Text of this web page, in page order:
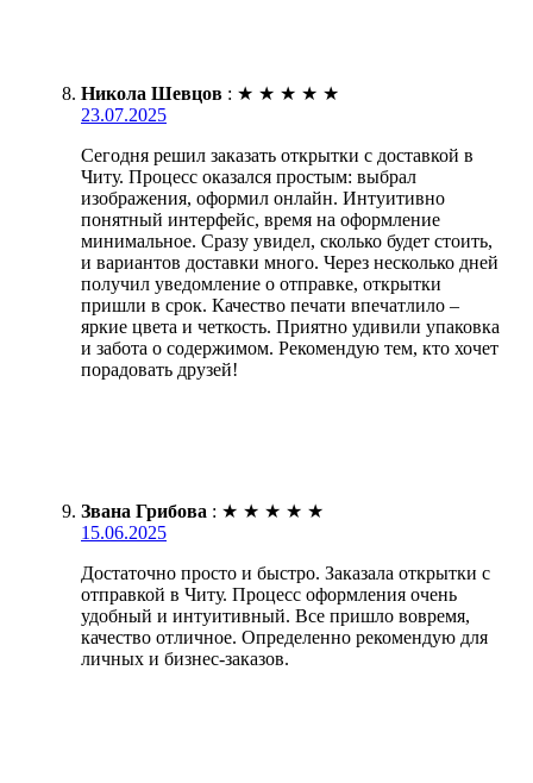
Никола Шевцов : ★ ★ ★ ★ ★
23.07.2025
Сегодня решил заказать открытки с доставкой в
Читу. Процесс оказался простым: выбрал
изображения, оформил онлайн. Интуитивно
понятный интерфейс, время на оформление
минимальное. Сразу увидел, сколько будет стоить,
и вариантов доставки много. Через несколько дней
получил уведомление о отправке, открытки
пришли в срок. Качество печати впечатлило –
яркие цвета и четкость. Приятно удивили упаковка
и забота о содержимом. Рекомендую тем, кто хочет
порадовать друзей!
Звана Грибова : ★ ★ ★ ★ ★
15.06.2025
Достаточно просто и быстро. Заказала открытки с
отправкой в Читу. Процесс оформления очень
удобный и интуитивный. Все пришло вовремя,
качество отличное. Определенно рекомендую для
личных и бизнес-заказов.